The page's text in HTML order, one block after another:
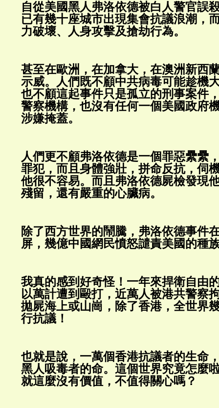
自從美國黑人弗洛依德被白人警官誤
已有幾十座城市出現集會抗議浪潮，
力破壞、人身攻擊及搶劫行為。
甚至在歐洲，在加拿大，在澳洲新西
示威。人們既不顧中共病毒可能趁機
也不顧這起事件只是孤立的刑事案件
警察機構，也沒有任何一個美國政府
涉嫌掩蓋。
人們更不顧弗洛依德是一個罪惡纍纍
罪犯，而且身體強壯，拼命反抗，伺
他很不容易。而且弗洛依德屍檢發現
殘留，還有嚴重的心臟病。
除了西方世界的鬧騰，弗洛依德事件
屏，幾億中國網民憤怒譴責美國的種
我真的感到好奇怪！一年來捍衛自由
以萬計遭到毆打，近萬人被港共警察
拋屍海上或山崗，除了香港，全世界
行抗議！
也就是說，一萬個香港抗議者的生命
黑人吸毒者的命。這個世界究竟怎麼
就這麼沒有價值，不值得關心嗎？